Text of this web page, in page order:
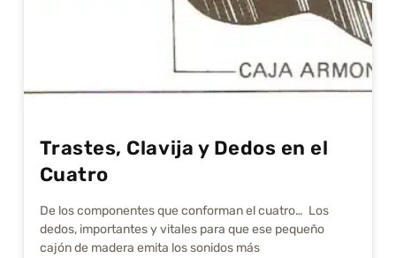
Trastes, Clavija y Dedos en el
Cuatro
De los componentes que conforman el cuatro… Los
dedos, importantes y vitales para que ese pequeño
cajón de madera emita los sonidos más